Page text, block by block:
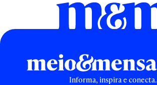
Informa, inspira e conecta.